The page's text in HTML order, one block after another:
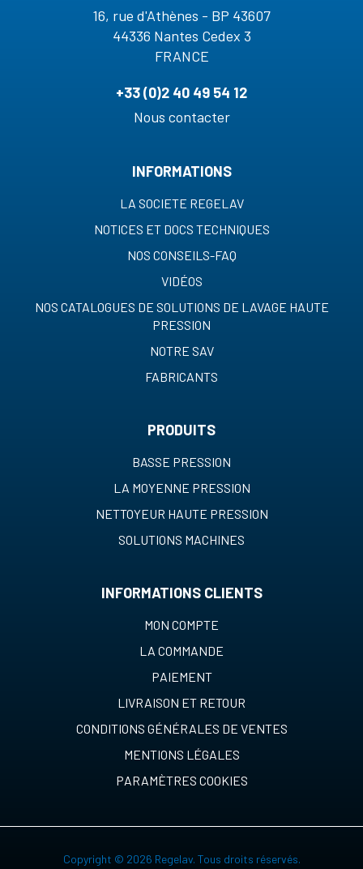
16, rue d'Athènes - BP 43607
44336 Nantes Cedex 3
FRANCE
+33 (0)2 40 49 54 12
Nous contacter
INFORMATIONS
LA SOCIETE REGELAV
NOTICES ET DOCS TECHNIQUES
NOS CONSEILS-FAQ
VIDÉOS
NOS CATALOGUES DE SOLUTIONS DE LAVAGE HAUTE
PRESSION
NOTRE SAV
FABRICANTS
PRODUITS
BASSE PRESSION
LA MOYENNE PRESSION
NETTOYEUR HAUTE PRESSION
SOLUTIONS MACHINES
INFORMATIONS CLIENTS
MON COMPTE
LA COMMANDE
PAIEMENT
LIVRAISON ET RETOUR
CONDITIONS GÉNÉRALES DE VENTES
MENTIONS LÉGALES
PARAMÈTRES COOKIES
Copyright © 2026 Regelav. Tous droits réservés.